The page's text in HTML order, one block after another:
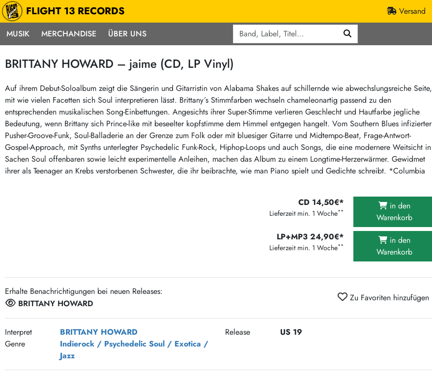
FLIGHT 13 RECORDS Versand
MUSIK
Musik
Alle Neuheiten
Pre-Order
Highlights
Exklusiv & Limitiert
Neu auf Lager
Sonderangebote
Midprice
Punk / HC
Hardcore
Emo
Postpunk / New Wave
Punkrock
60s / Garage
Beat / Surf
60s / Garage / R´n´R
Electronic
Neoklassik
Abstract / Ambient
Electronic Goods
Reggae/Ska
Soul / Exotica / Jazz
Ska
Hiphop
Reggae / Dub
Crazysane Günstiger
Fuzzorama günstiger
Tapete Records günstiger
Sunny Sunny Bastards Summer 26
Warner Rockerwochen
Universal Vinyl Günstig
BMG Aktion
Music on Vinyl-Aktion
375 Aktion Vinyl Q3 2026
Clouds Hill & Broken Silence-Sommer-Aktion
FLIGHT 13 REC. SALE
Epitaph Vinyl Günstiger
MERCHANDISE ÜBER UNS
BRITTANY HOWARD – jaime (CD, LP Vinyl)
Auf ihrem Debut-Soloalbum zeigt die Sängerin und Gitarristin von Alabama Shakes auf schillernde wie abwechslungsreiche Seite,
mit wie vielen Facetten sich Soul interpretieren lässt. Brittany´s Stimmfarben wechseln chameleonartig passend zu den
entsprechenden musikalischen Song-Einbettungen. Angesichts ihrer Super-Stimme verlieren Geschlecht und Hautfarbe jegliche
Bedeutung, wenn Brittany sich Prince-like mit beseelter kopfstimme dem Himmel entgegen hangelt. Vom Southern Blues infizierter
Pusher-Groove-Funk, Soul-Balladerie an der Grenze zum Folk oder mit bluesiger Gitarre und Midtempo-Beat, Frage-Antwort-
Gospel-Approach, mit Synths unterlegter Psychedelic Funk-Rock, Hiphop-Loops und auch Songs, die eine modernere Weitsicht in
Sachen Soul offenbaren sowie leicht experimentelle Anleihen, machen das Album zu einem Longtime-Herzerwärmer. Gewidmet
ihrer als Teenager an Krebs verstorbenen Schwester, die ihr beibrachte, wie man Piano spielt und Gedichte schreibt. *Columbia
CD 14,50€*
Lieferzeit min. 1 Woche**
in den
Warenkorb
LP+MP3 24,90€*
Lieferzeit min. 1 Woche**
in den
Warenkorb
Erhalte Benachrichtigungen bei neuen Releases:
BRITTANY HOWARD
Zu Favoriten hinzufügen
Interpret BRITTANY HOWARD Release
US 19
Genre
Indierock / Psychedelic Soul / Exotica /
Jazz